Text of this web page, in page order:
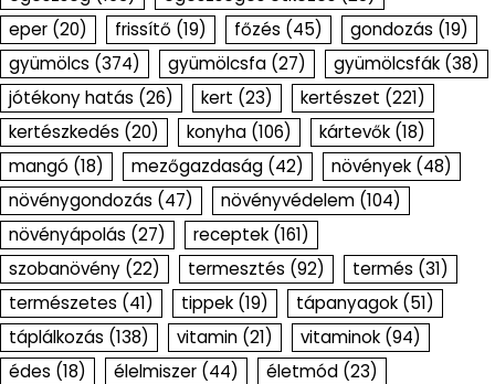
eper (20) frissítő (19) főzés (45) gondozás (19)
gyümölcs (374) gyümölcsfa (27) gyümölcsfák (38)
jótékony hatás (26) kert (23) kertészet (221)
kertészkedés (20) konyha (106) kártevők (18)
mangó (18) mezőgazdaság (42) növények (48)
növénygondozás (47) növényvédelem (104)
növényápolás (27) receptek (161)
szobanövény (22) termesztés (92) termés (31)
természetes (41) tippek (19) tápanyagok (51)
táplálkozás (138) vitamin (21) vitaminok (94)
édes (18) élelmiszer (44) életmód (23)